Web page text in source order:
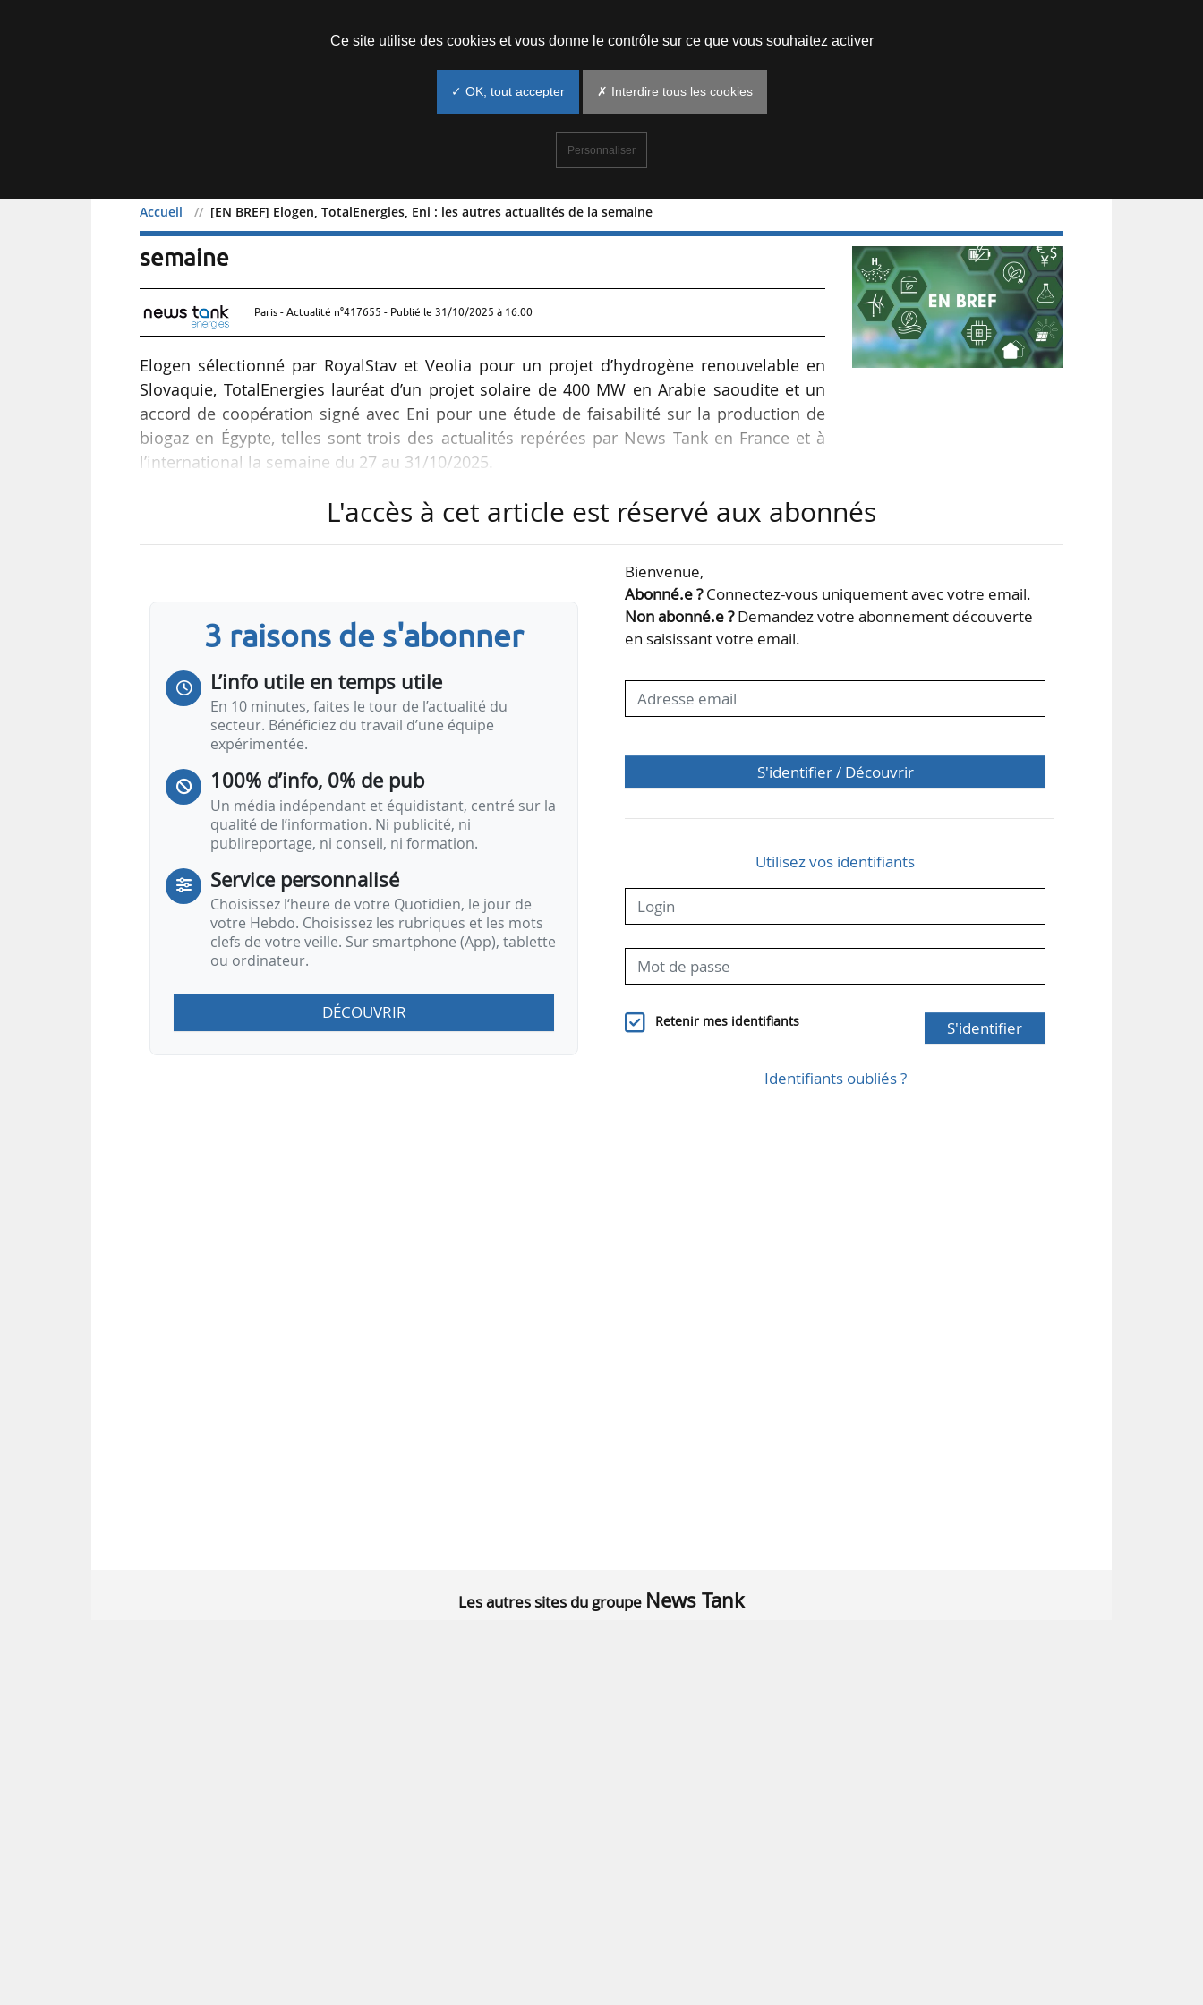
Accueil [EN BREF] Elogen, TotalEnergies, Eni : les autres actualités de la semaine
[EN BREF] Elogen, TotalEnergies, Eni : les autres actualités de la
semaine
Paris - Actualité n°417655 - Publié le 31/10/2025 à 16:00
Elogen sélectionné par RoyalStav et Veolia pour un projet d’hydrogène renouvelable en
Slovaquie, TotalEnergies lauréat d’un projet solaire de 400 MW en Arabie saoudite et un
accord de coopération signé avec Eni pour une étude de faisabilité sur la production de
biogaz en Égypte, telles sont trois des actualités repérées par News Tank en France et à
l’international la semaine du 27 au 31/10/2025.
Investissements
Acorus, groupe spécialisé dans la rénovation énergétique des bâtiments, prend une participation minoritaire
dans Arkeon Energy, start-up spécialisée dans les pompes à chaleur nouvelle génération, le 29/10/2025.
Arkeon Energy a développé une pompe à chaleur innovante reposant sur un principe de…
L'accès à cet article est réservé aux abonnés
3 raisons de s'abonner
L’info utile en temps utile
En 10 minutes, faites le tour de l’actualité du
secteur. Bénéficiez du travail d’une équipe
expérimentée.
100% d’info, 0% de pub
Un média indépendant et équidistant, centré sur la
qualité de l’information. Ni publicité, ni
publireportage, ni conseil, ni formation.
Service personnalisé
Choisissez l‘heure de votre Quotidien, le jour de
votre Hebdo. Choisissez les rubriques et les mots
clefs de votre veille. Sur smartphone (App), tablette
ou ordinateur.
DÉCOUVRIR
Bienvenue,
Abonné.e ?Connectez-vous uniquement avec votre email.
Non abonné.e ?Demandez votre abonnement découverte
en saisissant votre email.
S'identifier / Découvrir
Utilisez vos identifiants
Retenir mes identifiants S'identifier
Identifiants oubliés ?
Les autres sites du groupe News Tank
Ce site utilise des cookies et vous donne le contrôle sur ce que vous souhaitez activer
✓ OK, tout accepter ✗ Interdire tous les cookies
Personnaliser